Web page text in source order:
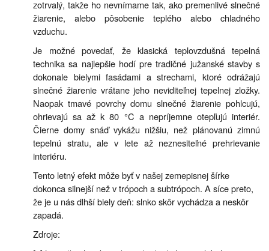
zotrvalý, takže ho nevnímame tak, ako premenlivé slnečné
žiarenie, alebo pôsobenie teplého alebo chladného
vzduchu.
Je možné povedať, že klasická teplovzdušná tepelná
technika sa najlepšie hodí pre tradičné južanské stavby s
dokonale bielymi fasádami a strechami, ktoré odrážajú
slnečné žiarenie vrátane jeho neviditeľnej tepelnej zložky.
Naopak tmavé povrchy domu slnečné žiarenie pohlcujú,
ohrievajú sa až k 80 °C a nepríjemne otepľujú interiér.
Čierne domy snáď vykážu nižšiu, než plánovanú zimnú
tepelnú stratu, ale v lete až neznesiteľné prehrievanie
interiéru.
Tento letný efekt môže byť v našej zemepisnej šírke
dokonca silnejší než v trópoch a subtrópoch. A síce preto,
že je u nás dlhší biely deň: slnko skôr vychádza a neskôr
zapadá.
Zdroje: